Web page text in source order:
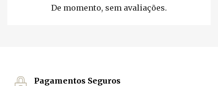
De momento, sem avaliações.
Pagamentos Seguros